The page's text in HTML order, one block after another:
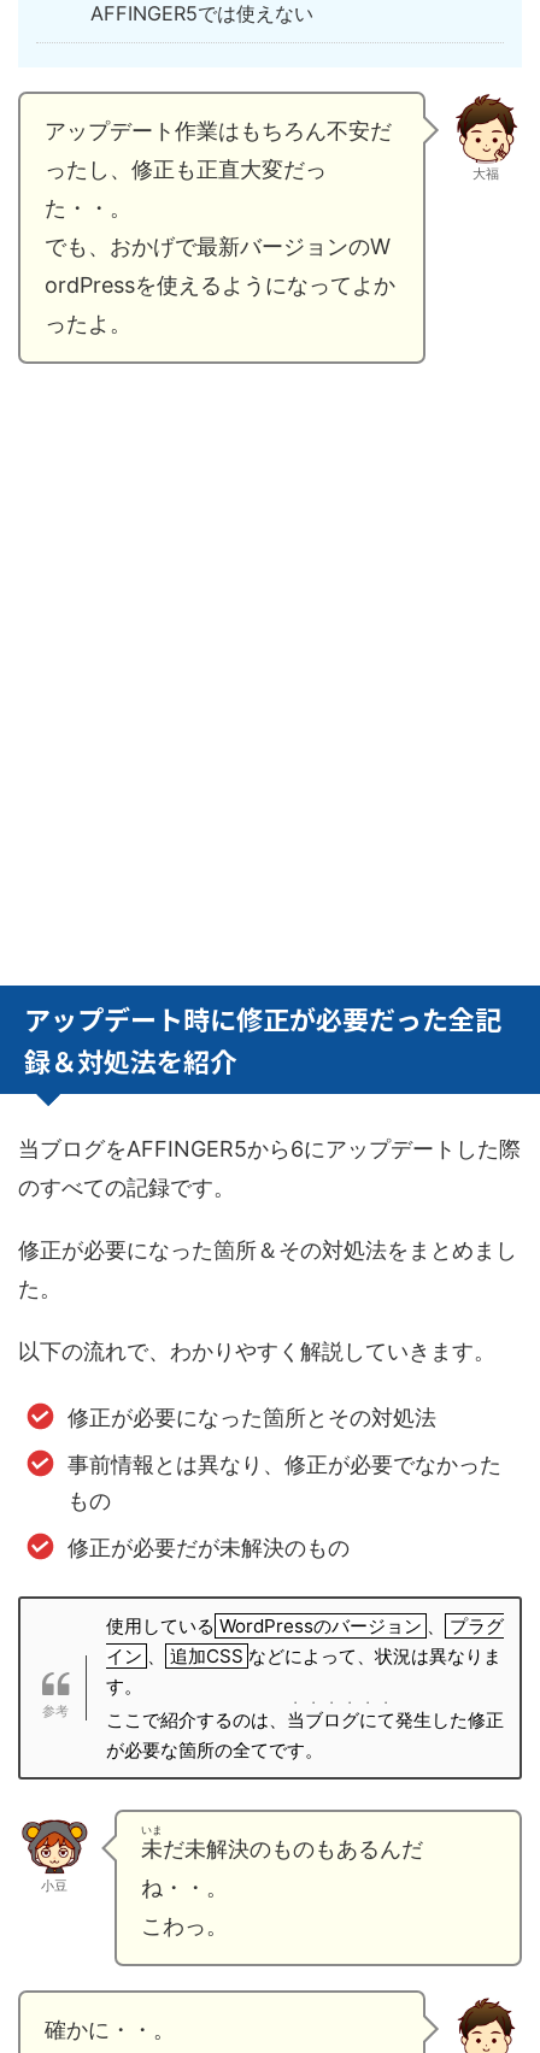
AFFINGER5では使えない
アップデート作業はもちろん不安だ
ったし、修正も正直大変だっ
た・・。
でも、おかげで最新バージョンのW
ordPressを使えるようになってよか
ったよ。
大福
アップデート時に修正が必要だった全記
録＆対処法を紹介
当ブログをAFFINGER5から6にアップデートした際
のすべての記録です。
修正が必要になった箇所＆その対処法をまとめまし
た。
以下の流れで、わかりやすく解説していきます。
修正が必要になった箇所とその対処法
事前情報とは異なり、修正が必要でなかった
もの
修正が必要だが未解決のもの
使用している WordPressのバージョン 、
プラグ
イン 、 追加CSS などによって、状況は異なりま
す。
ここで紹介するのは、 当ブログにて
・・・・・・
発生した修正
が必要な箇所の全てです。
小豆
未
いま
だ未解決のものもあるんだ
ね・・。
こわっ。
確かに・・。